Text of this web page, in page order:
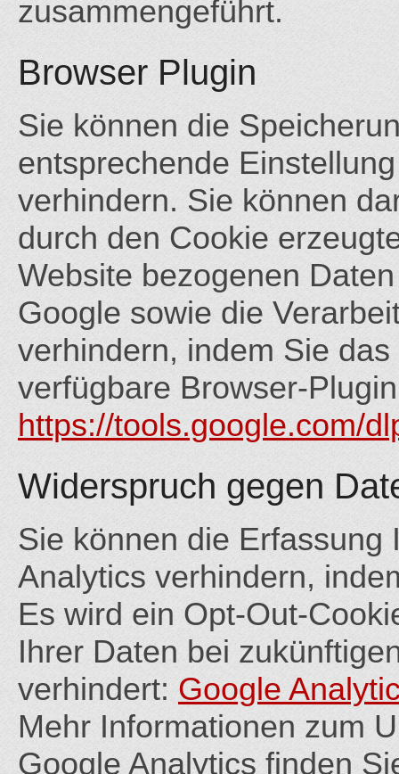
zusammengeführt.
Browser Plugin
Sie können die
entsprechende
verhindern. Sie können
durch den Cookie
Website bezogenen
Google sowie die
verhindern, indem Sie
verfügbare Browser-
https://tools.google.com/
Widerspruch gegen
Sie können die
Analytics verhindern,
Es wird ein Opt-Out-
Ihrer Daten bei
verhindert: Google
Mehr Informationen zum
Google Analytics finden